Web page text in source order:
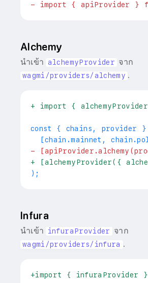
- import { apiProvider }
Alchemy
นำเข้า alchemyProvider จาก
wagmi/providers/alchemy .
+ import {
[chain.mainnet,
-
+ [alchemyProvider({
Infura
นำเข้า infuraProvider จาก
wagmi/providers/infura .
+import { infuraProvider